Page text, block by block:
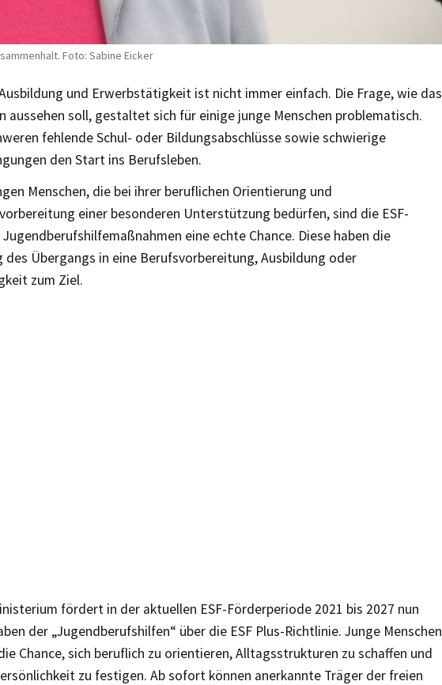
Foto: Sabine Eicker
und Erwerbstätigkeit ist nicht immer einfach. Die Frage, wie das
aussehen soll, gestaltet sich für einige junge Menschen problematisch.
fehlende Schul- oder Bildungsabschlüsse sowie schwierige
den Start ins Berufsleben.
Menschen, die bei ihrer beruflichen Orientierung und
einer besonderen Unterstützung bedürfen, sind die ESF-
eine echte Chance. Diese haben die
des Übergangs in eine Berufsvorbereitung, Ausbildung oder
zum Ziel.
fördert in der aktuellen ESF-Förderperiode 2021 bis 2027 nun
der „Jugendberufshilfen“ über die ESF Plus-Richtlinie. Junge Menschen
Chance, sich beruflich zu orientieren, Alltagsstrukturen zu schaffen und
zu festigen. Ab sofort können anerkannte Träger der freien